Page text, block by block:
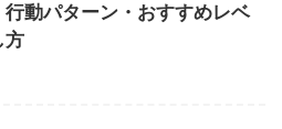
行動パターン・おすすめレベ
方